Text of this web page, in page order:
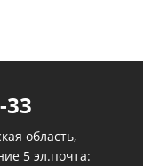
33
область,
5 эл.почта: